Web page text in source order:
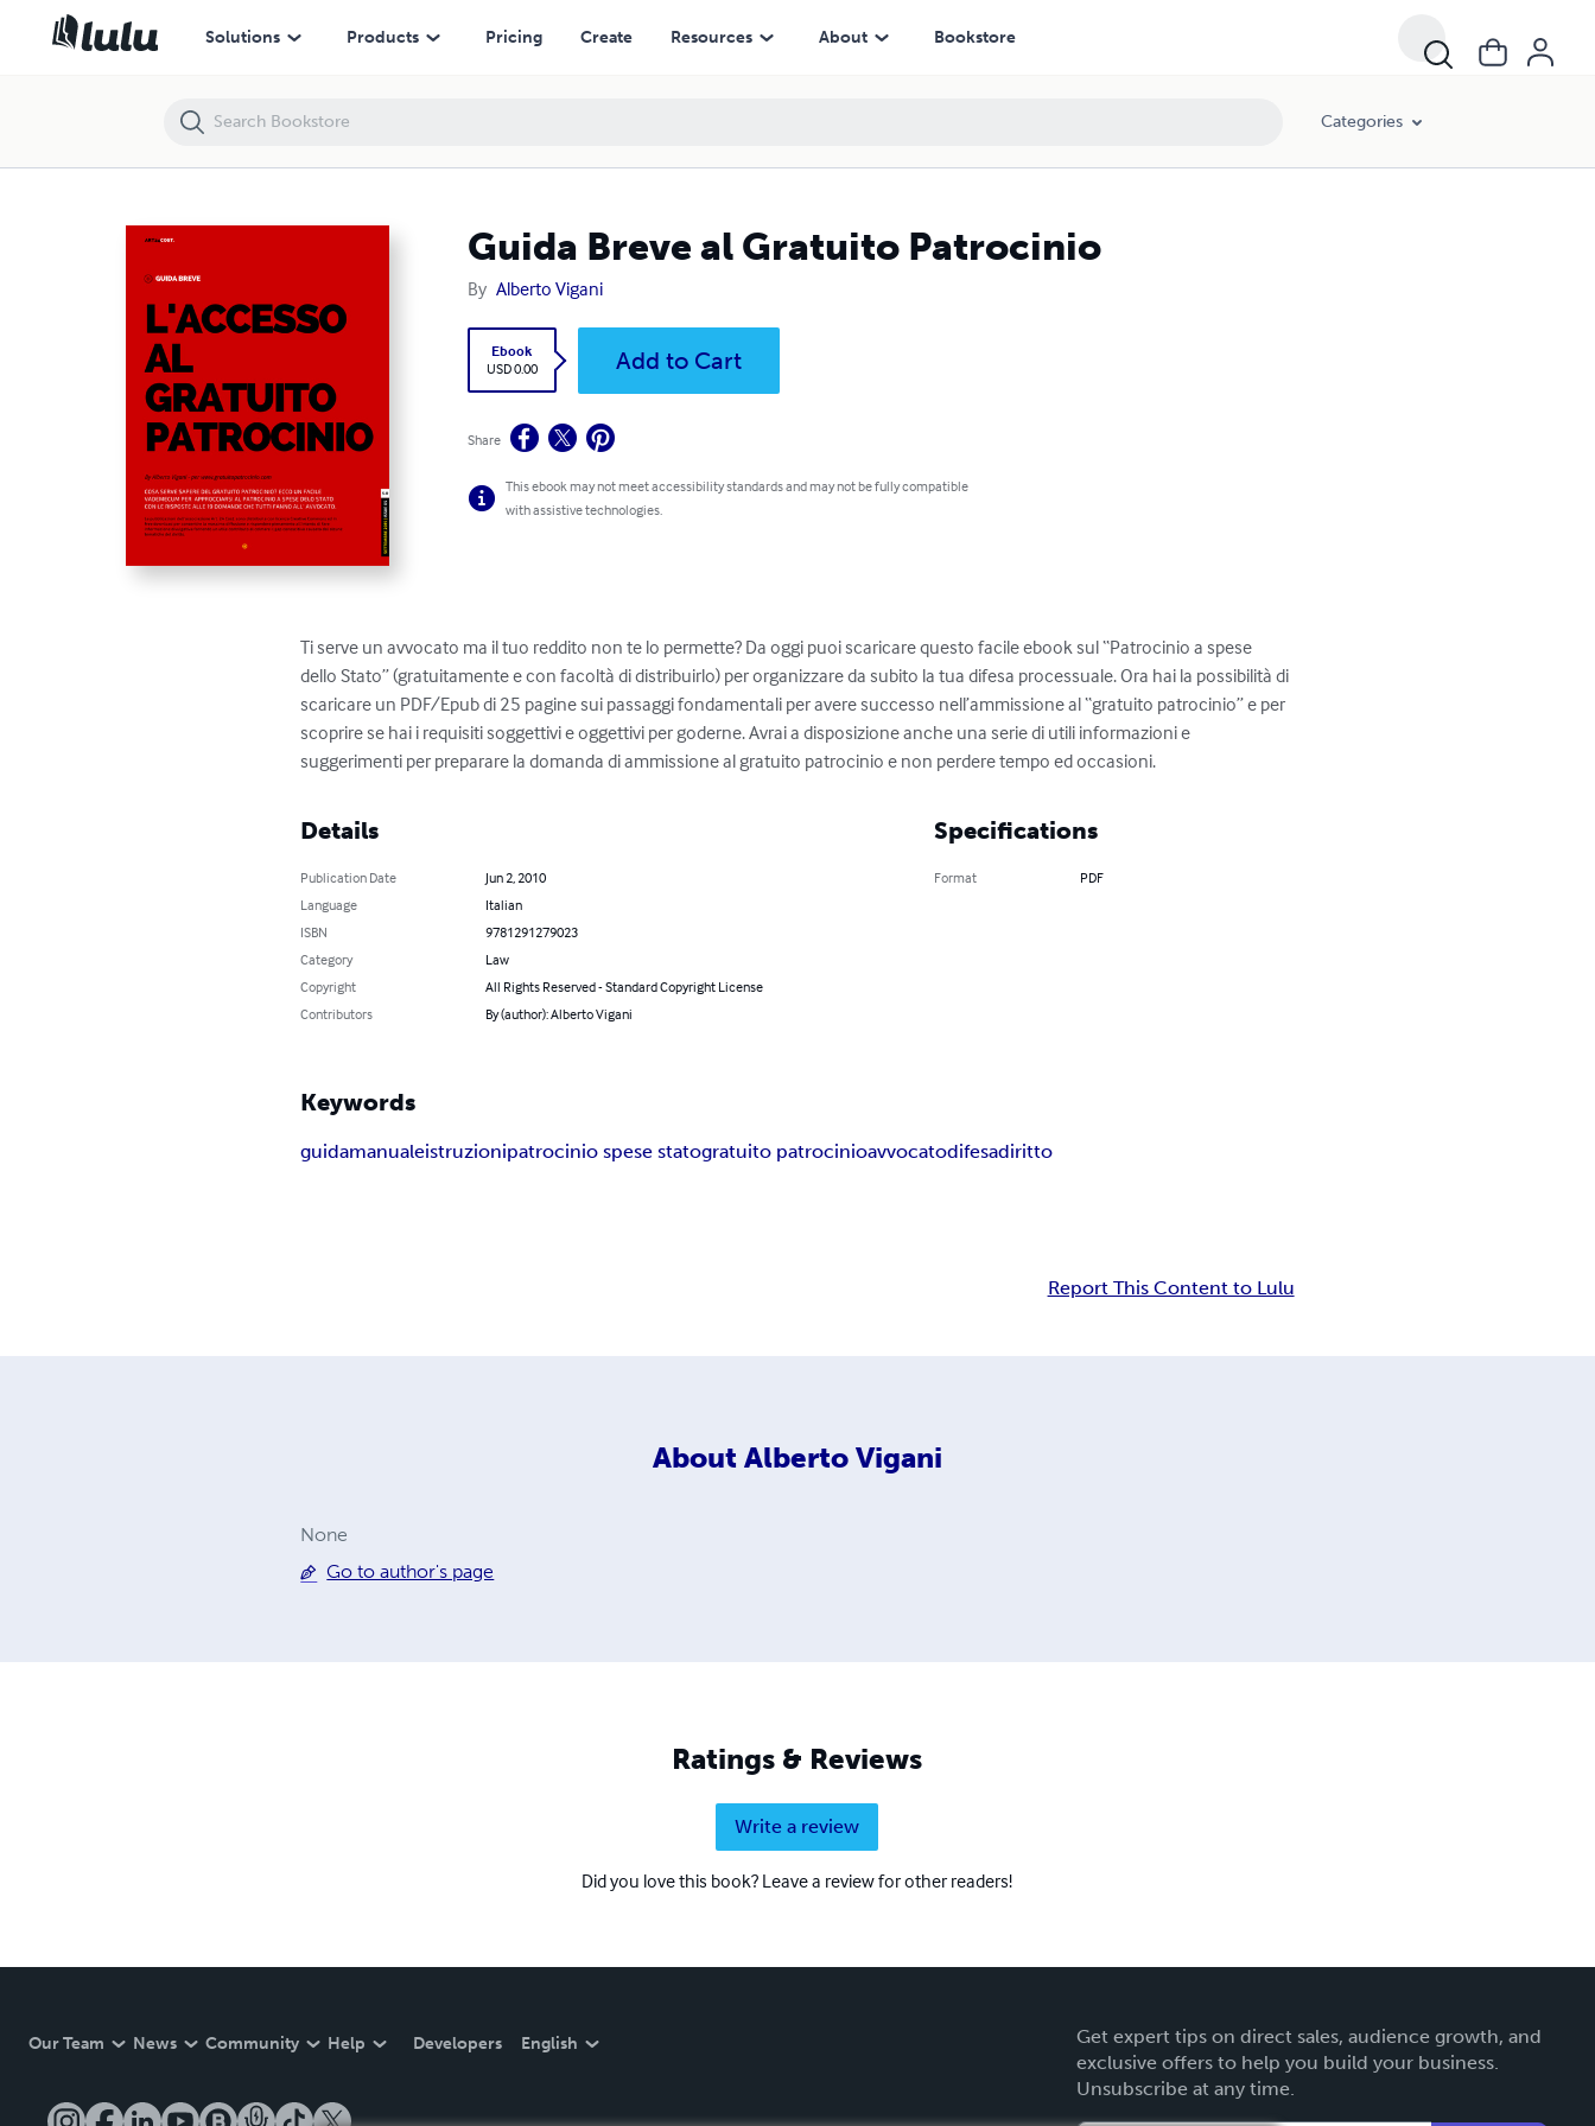
Solutions Products Pricing Create Resources About Bookstore
Categories
Guida Breve al Gratuito Patrocinio
By Alberto Vigani
Ebook
USD 0.00
Add to Cart
Share
This ebook may not meet accessibility standards and may not be fully compatible
with assistive technologies.
Ti serve un avvocato ma il tuo reddito non te lo permette? Da oggi puoi scaricare questo facile ebook sul “Patrocinio a spese
dello Stato” (gratuitamente e con facoltà di distribuirlo) per organizzare da subito la tua difesa processuale. Ora hai la possibilità di
scaricare un PDF/Epub di 25 pagine sui passaggi fondamentali per avere successo nell’ammissione al “gratuito patrocinio” e per
scoprire se hai i requisiti soggettivi e oggettivi per goderne. Avrai a disposizione anche una serie di utili informazioni e
suggerimenti per preparare la domanda di ammissione al gratuito patrocinio e non perdere tempo ed occasioni.
Details
Publication Date
Jun 2, 2010
Language
Italian
ISBN
9781291279023
Category
Law
Copyright
All Rights Reserved - Standard Copyright License
Contributors
By (author): Alberto Vigani
Specifications
Format PDF
Keywords
guidamanualeistruzionipatrocinio spese statogratuito patrocinioavvocatodifesadiritto
Report This Content to Lulu
About Alberto Vigani
None
Go to author's page
Ratings & Reviews
Write a review
Did you love this book? Leave a review for other readers!
Our Team News Community Help Developers English
Get expert tips on direct sales, audience growth, and
exclusive offers to help you build your business.
Unsubscribe at any time.
Guida Breve al Gratuito Patrocinio